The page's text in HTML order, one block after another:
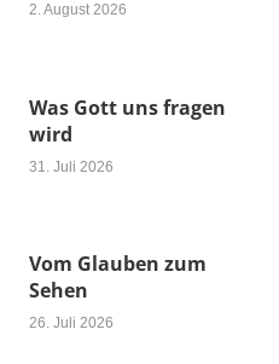
2. August 2026
Was Gott uns fragen
wird
31. Juli 2026
Vom Glauben zum
Sehen
26. Juli 2026